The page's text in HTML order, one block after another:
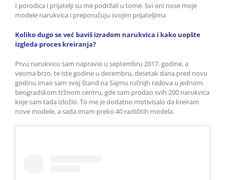
I porodica i prijatelji su me podržali u tome. Svi oni nose moje
modele narukvica i preporučuju svojim prijateljima
Koliko dugo se već baviš izradom narukvica i kako uopšte
izgleda proces kreiranja?
Prvu narukvicu sam napravio u septembru 2017. godine, a
veoma brzo, te iste godine u decembru, desetak dana pred novu
godinu imao sam svoj štand na Sajmu ručnijh radova u jednom
beogradskom tržnom centru, gde sam prodao svih 200 narukvica
koje sam tada izložio. To me je dodatno motivisalo da kreiram
nove modele, a sada imam preko 40 različitih modela.